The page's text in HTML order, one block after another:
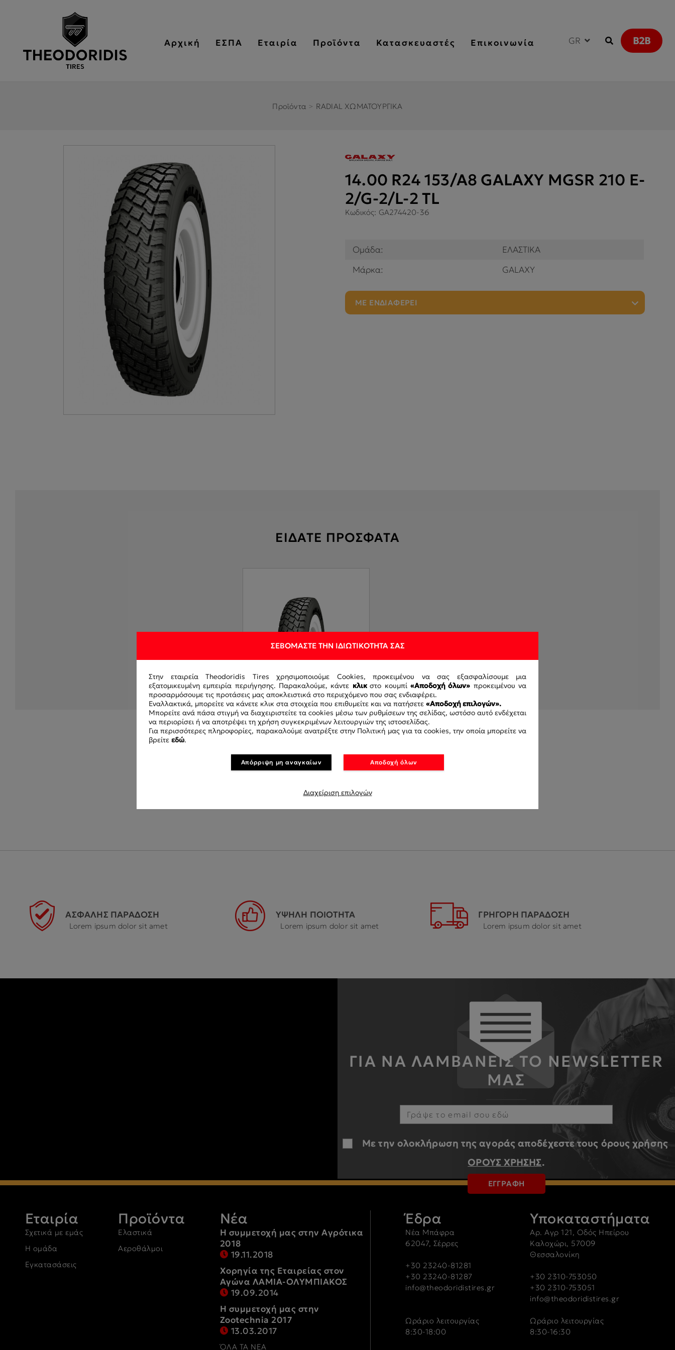
Αρχική ΕΣΠΑ Εταιρία Προϊόντα Κατασκευαστές Επικοινωνία GR B2B
Προϊόντα > RADIAL ΧΩΜΑΤΟΥΡΓΙΚΑ
14.00 R24 153/A8 GALAXY MGSR 210 E-
2/G-2/L-2 TL
Κωδικός: GA274420-36
Ομάδα:
ΕΛΑΣΤΙΚΑ
Μάρκα:
GALAXY
ΜΕ ΕΝΔΙΑΦΕΡΕΙ
ΕΙΔΑΤΕ ΠΡΟΣΦΑΤΑ
210 E-2/G-2/L-2 TL
GA274420-36
ΑΣΦΑΛΗΣ ΠΑΡΑΔΟΣΗ
Lorem ipsum dolor sit amet
ΥΨΗΛΗ ΠΟΙΟΤΗΤΑ
Lorem ipsum dolor sit amet
ΓΡΗΓΟΡΗ ΠΑΡΑΔΟΣΗ
Lorem ipsum dolor sit amet
ΓΙΑ ΝΑ ΛΑΜΒΑΝΕΙΣ ΤΟ NEWSLETTER
ΜΑΣ
Με την ολοκλήρωση της αγοράς αποδέχεστε τους όρους χρήσης
ΟΡΟΥΣ ΧΡΗΣΗΣ.
ΕΓΓΡΑΦΗ
Εταιρία
Σχετικά με εμάς
Η ομάδα
Εγκατασάσεις
Προϊόντα
Ελαστικά
Αεροθάλμοι
Νέα
Η συμμετοχή μας στην Αγρότικα
2018
19.11.2018
Χορηγία της Εταιρείας στον
Αγώνα ΛΑΜΙΑ-ΟΛΥΜΠΙΑΚΟΣ
19.09.2014
Η συμμετοχή μας στην
Zootechnia 2017
13.03.2017
ΌΛΑ ΤΑ ΝΕΑ
Έδρα
Νέα Μπάφρα
62047, Σέρρες
+30 23240-81281
+30 23240-81287
info@theodoridistires.gr
Ωράριο λειτουργίας
8:30-18:00
Υποκαταστήματα
Αρ. Αγρ 121, Οδός Ηπείρου
Καλοχώρι, 57009
Θεσσαλονίκη
+30 2310-753050
+30 2310-753051
info@theodoridistires.gr
Ωράριο λειτουργίας
8:30-16:30
ΣΕΒΌΜΑΣΤΕ ΤΗΝ ΙΔΙΩΤΙΚΌΤΗΤΆ ΣΑΣ
Στην εταιρεία Theodoridis Tires χρησιμοποιούμε Cookies, προκειμένου να σας εξασφαλίσουμε μια
εξατομικευμένη εμπειρία περιήγησης. Παρακαλούμε, κάντε κλικστο κουμπί «Αποδοχή όλων» προκειμένου να
προσαρμόσουμε τις προτάσεις μας αποκλειστικά στο περιεχόμενο που σας ενδιαφέρει.
Εναλλακτικά, μπορείτε να κάνετε κλικ στα στοιχεία που επιθυμείτε και να πατήσετε «Αποδοχή επιλογών».
Μπορείτε ανά πάσα στιγμή να διαχειριστείτε τα cookies μέσω των ρυθμίσεων της σελίδας, ωστόσο αυτό ενδέχεται
να περιορίσει ή να αποτρέψει τη χρήση συγκεκριμένων λειτουργιών της ιστοσελίδας.
Για περισσότερες πληροφορίες, παρακαλούμε ανατρέξτε στην Πολιτική μας για τα cookies, την οποία μπορείτε να
βρείτε εδώ.
Απόρριψη μη αναγκαίων Αποδοχή όλων
Διαχείριση επιλογών